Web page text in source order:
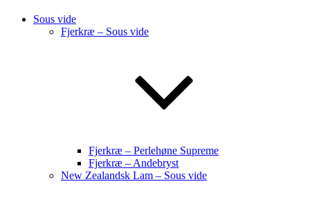
Sous vide
Fjerkræ – Sous vide
Fjerkræ – Perlehøne Supreme
Fjerkræ – Andebryst
New Zealandsk Lam – Sous vide